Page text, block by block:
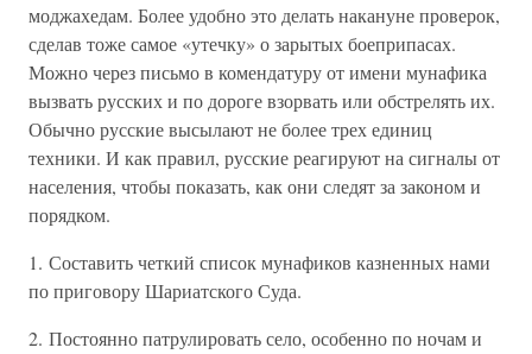
моджахедам. Более удобно это делать накануне проверок,
сделав тоже самое «утечку» о зарытых боеприпасах.
Можно через письмо в комендатуру от имени мунафика
вызвать русских и по дороге взорвать или обстрелять их.
Обычно русские высылают не более трех единиц
техники. И как правил, русские реагируют на сигналы от
населения, чтобы показать, как они следят за законом и
порядком.
1. Составить четкий список мунафиков казненных нами
по приговору Шариатского Суда.
2. Постоянно патрулировать село, особенно по ночам и